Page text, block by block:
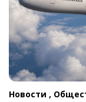
Новости ,